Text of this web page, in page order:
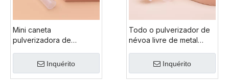
Mini caneta
pulverizadora de
Inquérito
Todo o pulverizador de
névoa livre de metal
névoa de amostra grátis
de cor branca com tampa
Inquérito